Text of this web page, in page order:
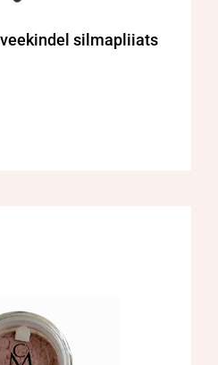
silmapliiats